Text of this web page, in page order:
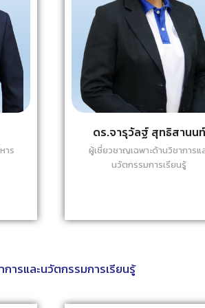
าร
ดร.จารุวัลฐ์ สุทธิสานนท์
ผู้เชี่ยวชาญเฉพาะด้านวิชาการแ
นวัตกรรมการเรียนรู้
การและนวัตกรรมการเรียนรู้